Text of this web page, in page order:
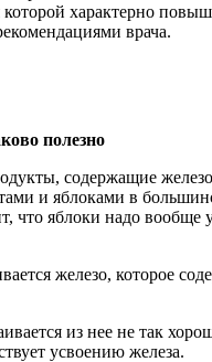
характерно
врача.
полезно
содержащие
и яблоками в
что яблоки надо
железо, которое
из нее не так
усвоению железа.